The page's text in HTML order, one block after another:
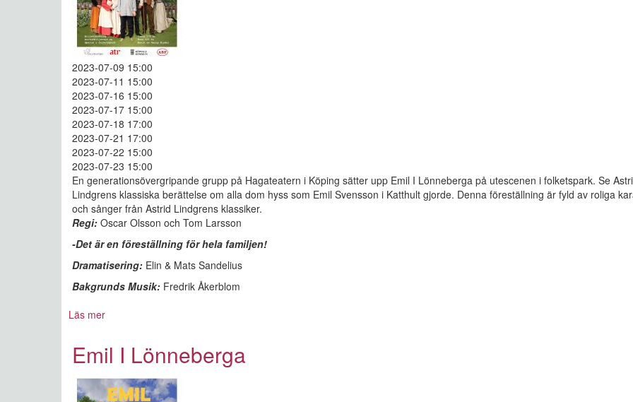
2023-07-09 15:00
2023-07-11 15:00
2023-07-16 15:00
2023-07-17 15:00
2023-07-18 17:00
2023-07-21 17:00
2023-07-22 15:00
2023-07-23 15:00
En generationsövergripande grupp på Hagateatern i Köping sätter upp Emil I Lönneberga på utescenen i folketspark. Se
Lindgrens klassiska berättelse om alla dom hyss som Emil Svensson i Katthult gjorde. Denna föreställning är fyld av roliga
och sånger från Astrid Lindgrens klassiker.
Regi: Oscar Olsson och Tom Larsson
-Det är en föreställning för hela familjen!
Dramatisering: Elin & Mats Sandelius
Bakgrunds Musik: Fredrik Åkerblom
Läs mer
Lönneberga
Emil I Lönneberga